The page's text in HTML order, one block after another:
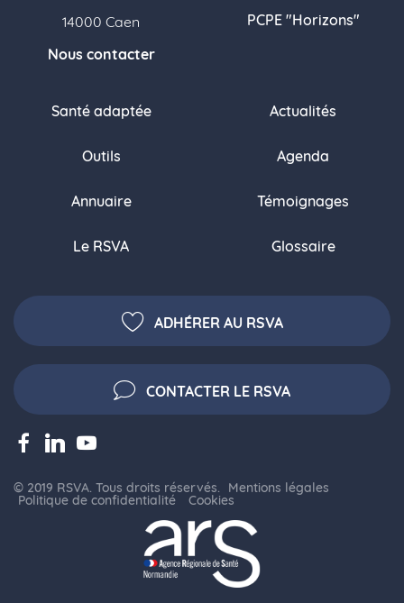
14000 Caen
Nous contacter
PCPE "Horizons"
Santé adaptée
Outils
Annuaire
Le RSVA
Actualités
Agenda
Témoignages
Glossaire
ADHÉRER AU RSVA
CONTACTER LE RSVA
© 2019 RSVA. Tous droits réservés. Mentions légales
Politique de confidentialité Cookies